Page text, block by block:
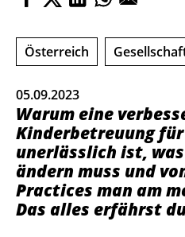
Österreich
05.09.2023
Warum eine
Kinderbetreuung
unerlässlich ist,
ändern muss und
Practices man am
Das alles erfährst